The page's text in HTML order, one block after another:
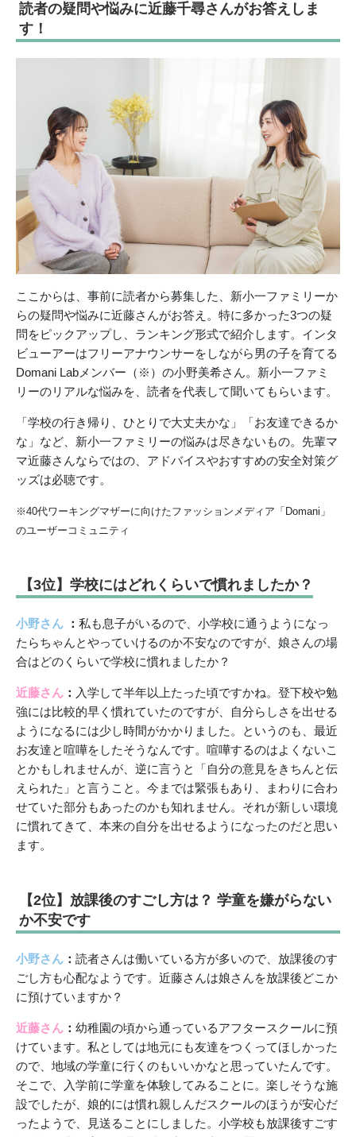
読者の疑問や悩みに近藤千尋さんがお答えしま
す！
ここからは、事前に読者から募集した、新小一ファミリーか
らの疑問や悩みに近藤さんがお答え。特に多かった3つの疑
問をピックアップし、ランキング形式で紹介します。インタ
ビューアーはフリーアナウンサーをしながら男の子を育てる
Domani Labメンバー（※）の小野美希さん。新小一ファミ
リーのリアルな悩みを、読者を代表して聞いてもらいます。
「学校の行き帰り、ひとりで大丈夫かな」「お友達できるか
な」など、新小一ファミリーの悩みは尽きないもの。先輩マ
マ近藤さんならではの、アドバイスやおすすめの安全対策グ
ッズは必聴です。
※40代ワーキングマザーに向けたファッションメディア「Domani」
のユーザーコミュニティ
【3位】学校にはどれくらいで慣れましたか？
小野さん ： 私も息子がいるので、小学校に通うようになっ
たらちゃんとやっていけるのか不安なのですが、娘さんの場
合はどのくらいで学校に慣れましたか？
近藤さん ： 入学して半年以上たった頃ですかね。登下校や勉
強には比較的早く慣れていたのですが、自分らしさを出せる
ようになるには少し時間がかかりました。というのも、最近
お友達と喧嘩をしたそうなんです。喧嘩するのはよくないこ
とかもしれませんが、逆に言うと「自分の意見をきちんと伝
えられた」と言うこと。今までは緊張もあり、まわりに合わ
せていた部分もあったのかも知れません。それが新しい環境
に慣れてきて、本来の自分を出せるようになったのだと思い
ます。
【2位】放課後のすごし方は？ 学童を嫌がらない
か不安です
小野さん ： 読者さんは働いている方が多いので、放課後のす
ごし方も心配なようです。近藤さんは娘さんを放課後どこか
に預けていますか？
近藤さん ： 幼稚園の頃から通っているアフタースクールに預
けています。私としては地元にも友達をつくってほしかった
ので、地域の学童に行くのもいいかなと思っていたんです。
そこで、入学前に学童を体験してみることに。楽しそうな施
設でしたが、娘的には慣れ親しんだスクールのほうが安心だ
ったようで、見送ることにしました。小学校も放課後すごす